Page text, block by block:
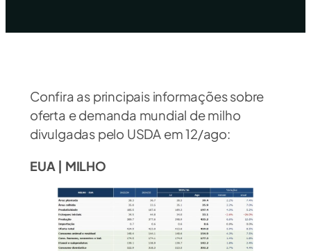
Confira as principais informações sobre
oferta e demanda mundial de milho
divulgadas pelo USDA em 12/ago:
EUA | MILHO